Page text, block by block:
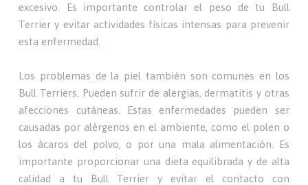
excesivo. Es importante controlar el peso de tu Bull
Terrier y evitar actividades físicas intensas para prevenir
esta enfermedad.
Los problemas de la piel también son comunes en los
Bull Terriers. Pueden sufrir de alergias, dermatitis y otras
afecciones cutáneas. Estas enfermedades pueden ser
causadas por alérgenos en el ambiente, como el polen o
los ácaros del polvo, o por una mala alimentación. Es
importante proporcionar una dieta equilibrada y de alta
calidad a tu Bull Terrier y evitar el contacto con